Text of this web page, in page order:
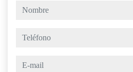
nombre
teléfono
e-mail